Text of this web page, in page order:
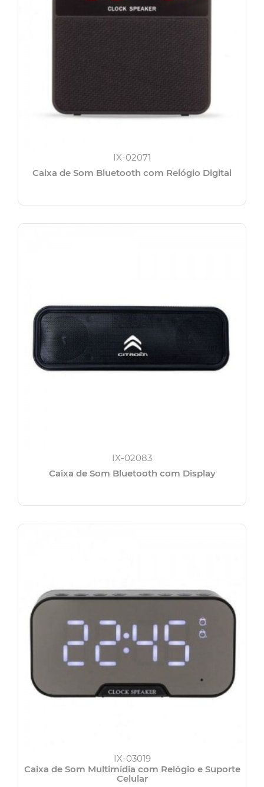
IX-02071
Caixa de Som Bluetooth com Relógio Digital
IX-02083
Caixa de Som Bluetooth com Display
IX-03019
Caixa de Som Multimídia com Relógio e Suporte
Celular